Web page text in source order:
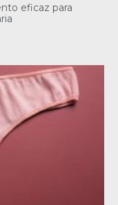
eficaz para